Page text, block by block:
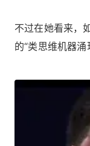
不过在她看来，
的“类思维机器涌